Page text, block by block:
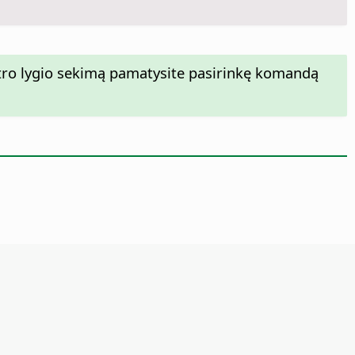
lygio sekimą pamatysite pasirinkę komandą